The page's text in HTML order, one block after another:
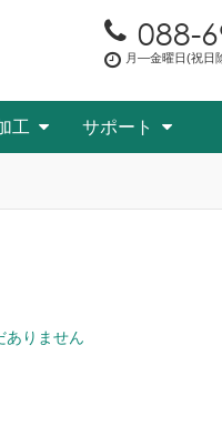
088-
月―金曜日(祝日
工 サポート
ありません